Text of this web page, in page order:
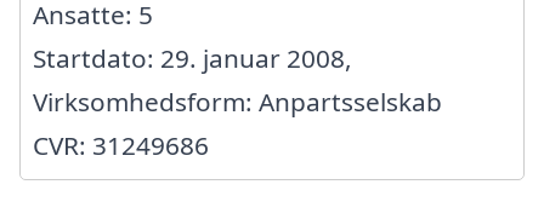
Ansatte: 5
Startdato: 29. januar 2008,
Virksomhedsform: Anpartsselskab
CVR: 31249686